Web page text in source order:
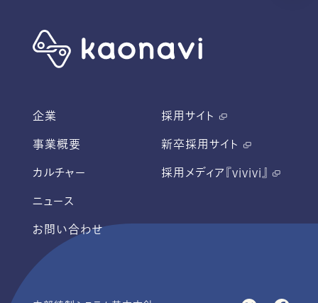
企業
事業概要
カルチャー
ニュース
お問い合わせ
採用サイト
新卒採用サイト
採用メディア『vivivi』